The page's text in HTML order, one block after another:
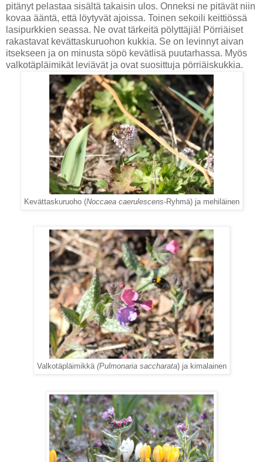
pitänyt pelastaa sisältä takaisin ulos. Onneksi ne pitävät niin
kovaa ääntä, että löytyvät ajoissa. Toinen sekoili keittiössä
lasipurkkien seassa. Ne ovat tärkeitä pölyttäjiä! Pörriäiset
rakastavat kevättaskuruohon kukkia. Se on levinnyt aivan
itsekseen ja on minusta söpö kevätlisä puutarhassa. Myös
valkotäpläimikät leviävät ja ovat suosittuja pörriäiskukkia.
Kevättaskuruoho (Noccaea caerulescens-Ryhmä) ja mehiläinen
Valkotäpläimikkä (Pulmonaria saccharata) ja kimalainen